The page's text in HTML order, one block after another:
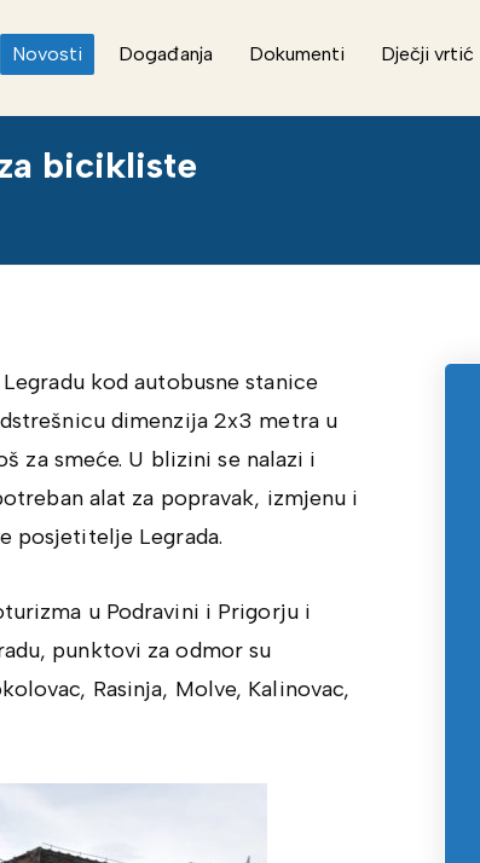
Novosti Događanja Dokumenti Dječji vrtić
bicikliste
kod autobusne stanice
dimenzija 2x3 metra u
za smeće. U blizini se nalazi i
alat za popravak, izmjenu i
posjetitelje Legrada.
u Podravini i Prigorju i
punktovi za odmor su
Rasinja, Molve, Kalinovac,